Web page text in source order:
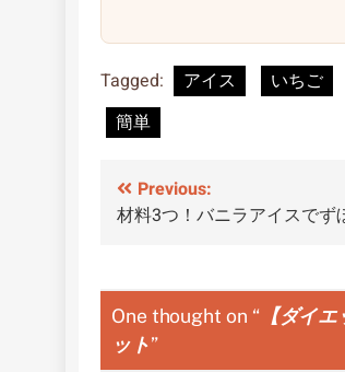
Tagged: アイス いちご
簡単
投
稿
ビ
ゲ
Previous:
材料3つ！バニラアイスでず
One thought on “【ダイエ
ット”